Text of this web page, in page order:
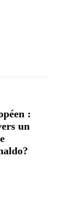
:
un